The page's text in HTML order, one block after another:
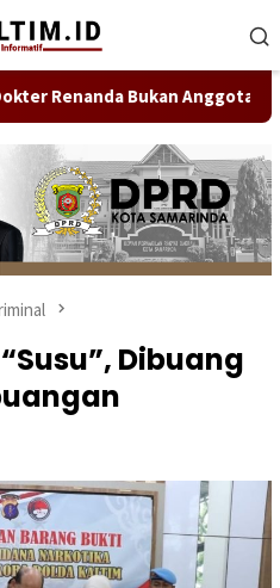
Bukan Anggota IDI
Dibuang